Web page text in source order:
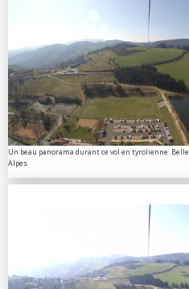
Un beau panorama durant ce vol en tyrolienne.
Alpes